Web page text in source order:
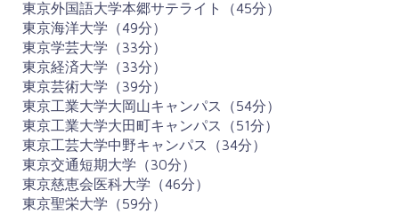
東京外国語大学本郷サテライト（45分）
東京海洋大学（49分）
東京学芸大学（33分）
東京経済大学（33分）
東京芸術大学（39分）
東京工業大学大岡山キャンパス（54分）
東京工業大学大田町キャンパス（51分）
東京工芸大学中野キャンパス（34分）
東京交通短期大学（30分）
東京慈恵会医科大学（46分）
東京聖栄大学（59分）